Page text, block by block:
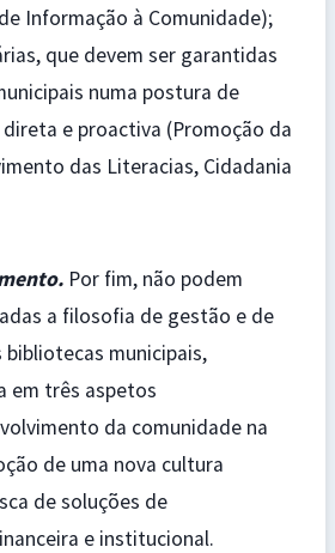
Informação à Comunidade);
que devem ser garantidas
numa postura de
e proactiva (Promoção da
das Literacias, Cidadania
Por fim, não podem
a filosofia de gestão e de
municipais,
em três aspetos
da comunidade na
de uma nova cultura
de soluções de
e institucional.